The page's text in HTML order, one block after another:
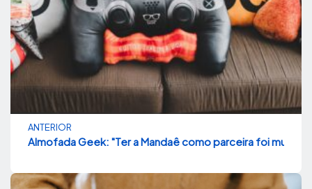
ANTERIOR
Almofada Geek: "Ter a Mandaê como parceira foi muito